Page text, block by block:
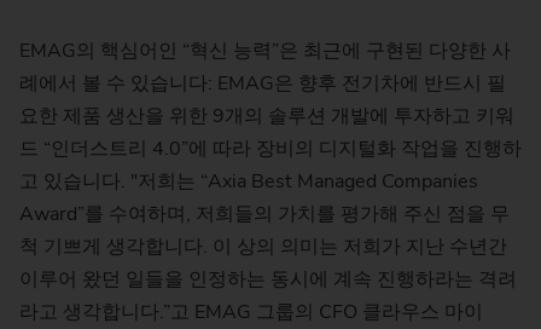
EMAG의 핵심어인 “혁신 능력”은 최근에 구현된 다양한 사
례에서 볼 수 있습니다: EMAG은 향후 전기차에 반드시 필
요한 제품 생산을 위한 9개의 솔루션 개발에 투자하고 키워
드 “인더스트리 4.0”에 따라 장비의 디지털화 작업을 진행하
고 있습니다. "저희는 “Axia Best Managed Companies
Award”를 수여하며, 저희들의 가치를 평가해 주신 점을 무
척 기쁘게 생각합니다. 이 상의 의미는 저희가 지난 수년간
이루어 왔던 일들을 인정하는 동시에 계속 진행하라는 격려
라고 생각합니다.”고 EMAG 그룹의 CFO 클라우스 마이